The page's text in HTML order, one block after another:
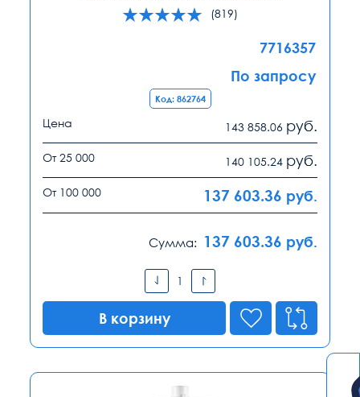
(819)
7716357
По запросу
Код: 862764
Цена 143 858.06 руб.
От 25 000 140 105.24 руб.
От 100 000 137 603.36 руб.
Сумма: 137 603.36 руб.
В корзину